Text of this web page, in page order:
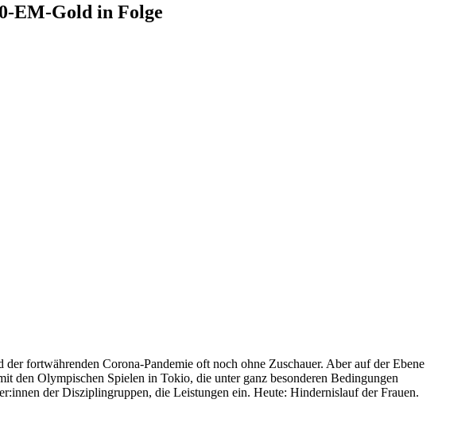
EM-Gold in Folge
fortwährenden Corona-Pandemie oft noch ohne Zuschauer. Aber auf der Ebene
den Olympischen Spielen in Tokio, die unter ganz besonderen Bedingungen
der Disziplingruppen, die Leistungen ein. Heute: Hindernislauf der Frauen.